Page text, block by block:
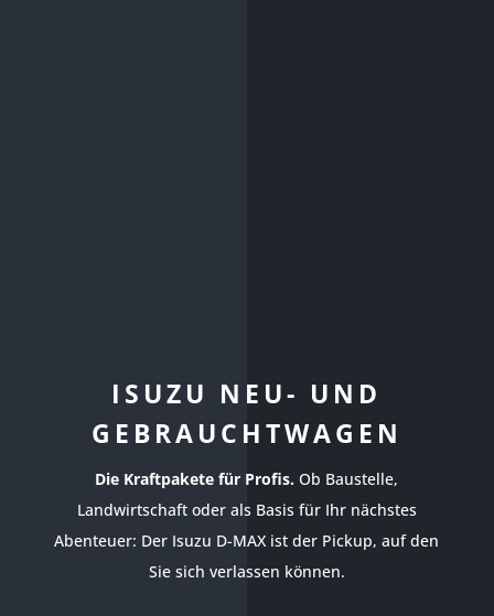
ISUZU NEU- UND
GEBRAUCHTWAGEN
Die Kraftpakete für Profis. Ob Baustelle,
Landwirtschaft oder als Basis für Ihr nächstes
Abenteuer: Der Isuzu D-MAX ist der Pickup, auf den
Sie sich verlassen können.